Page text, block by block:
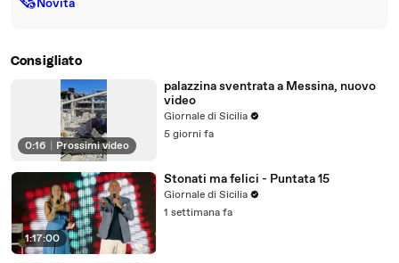
Novità
Consigliato
0:16 Prossimi video
palazzina sventrata a Messina, nuovo
video
Giornale di Sicilia
5 giorni fa
1:17:00
Stonati ma felici - Puntata 15
Giornale di Sicilia
1 settimana fa